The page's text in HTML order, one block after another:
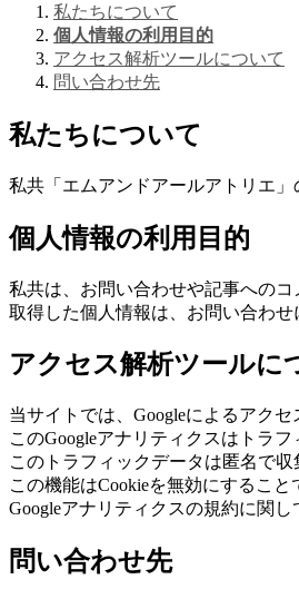
私たちについて
個人情報の利用目的
アクセス解析ツールについて
問い合わせ先
私たちについて
私共「エムアンドアールアトリエ」
個人情報の利用目的
私共は、お問い合わせや記事への
取得した個人情報は、お問い合わ
アクセス解析ツールに
当サイトでは、Googleによるアク
このGoogleアナリティクスはトラ
このトラフィックデータは匿名で
この機能はCookieを無効にするこ
Googleアナリティクスの規約に関し
問い合わせ先